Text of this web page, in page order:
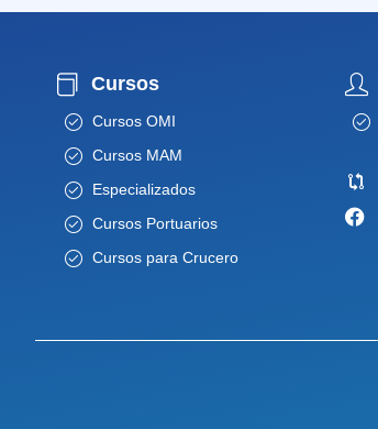
Cursos
Cursos OMI
Cursos MAM
Especializados
Cursos Portuarios
Cursos para Crucero